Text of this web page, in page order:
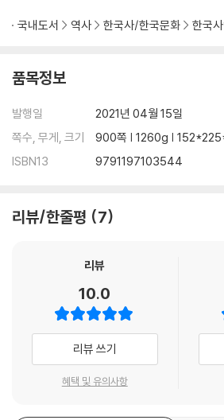
5. 오쿠보의 대만 정벌 360
1. 「문명개화론」의 기원 377
3. 스코틀랜드 계몽주의와 「문명발전 단계론」
4. 미국의 지리 교과서와 『서양사정』 406
5. 버튼의 『정치경제』와 『서양사정 외편』 413
8. 『문명론의 개략』 434
제6장 개국 아닌 개국: 「강화도 조약」
1. 고종의 새로운 대외 정책 458
2. 일본의 반응 462
3. 일본의 실력 행사: 「운요호 사건」 472
4. 다시한번 청의 의중을 떠보는 일본 479
5. 신헌과 구로다의 강화도 담판 488
6. 최익현의 도끼 상소 497
국내도서 역사 한국사/한국문화 한국
품목정보
발행일
2021년 04월 15일
쪽수, 무게, 크기
900쪽 | 1260g |
ISBN13
9791197103544
리뷰/한줄평 7
리뷰
10.0
리뷰 쓰기
혜택 및 유의사항